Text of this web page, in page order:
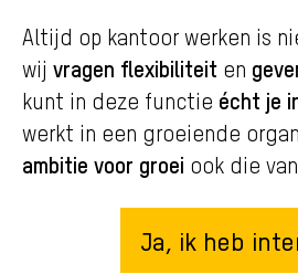
Altijd op kantoor werken is
wij vragen flexibiliteit en
kunt in deze functie écht je
werkt in een groeiende
ambitie voor groei ook die
Ja, ik heb